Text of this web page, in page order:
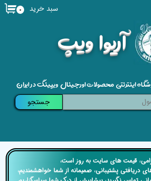
​آریوا ویپ
۰ سبد خرید
اینترنتی محصولات اورجینال ویپینگ در ایران
جستجو
قیمت های سایت به روز است،
دریافتی پشتیبانی، صمیمانه از شما خواهشمندیم،